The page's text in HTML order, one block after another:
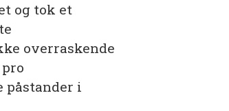
og tok et
overraskende
påstander i